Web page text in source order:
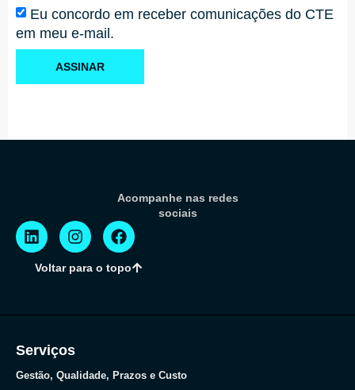
Eu concordo em receber comunicações do CTE
em meu e-mail.
ASSINAR
Acompanhe nas redes
sociais
Voltar para o topo
Serviços
Gestão, Qualidade, Prazos e Custo